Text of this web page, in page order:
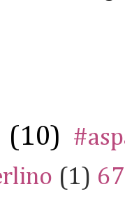
(10)
(1)